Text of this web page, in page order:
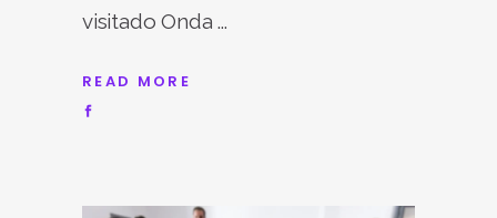
visitado Onda
READ MORE